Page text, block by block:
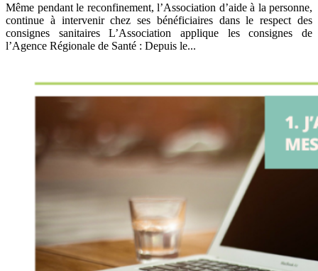
Même pendant le reconfinement, l’Association d’aide à la personne,
continue à intervenir chez ses bénéficiaires dans le respect des
consignes sanitaires L’Association applique les consignes de
l’Agence Régionale de Santé : Depuis le...